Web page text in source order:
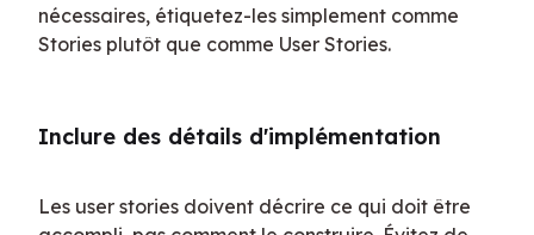
nécessaires, étiquetez-les simplement comme
Stories plutôt que comme User Stories.
Inclure des détails d'implémentation
Les user stories doivent décrire ce qui doit être